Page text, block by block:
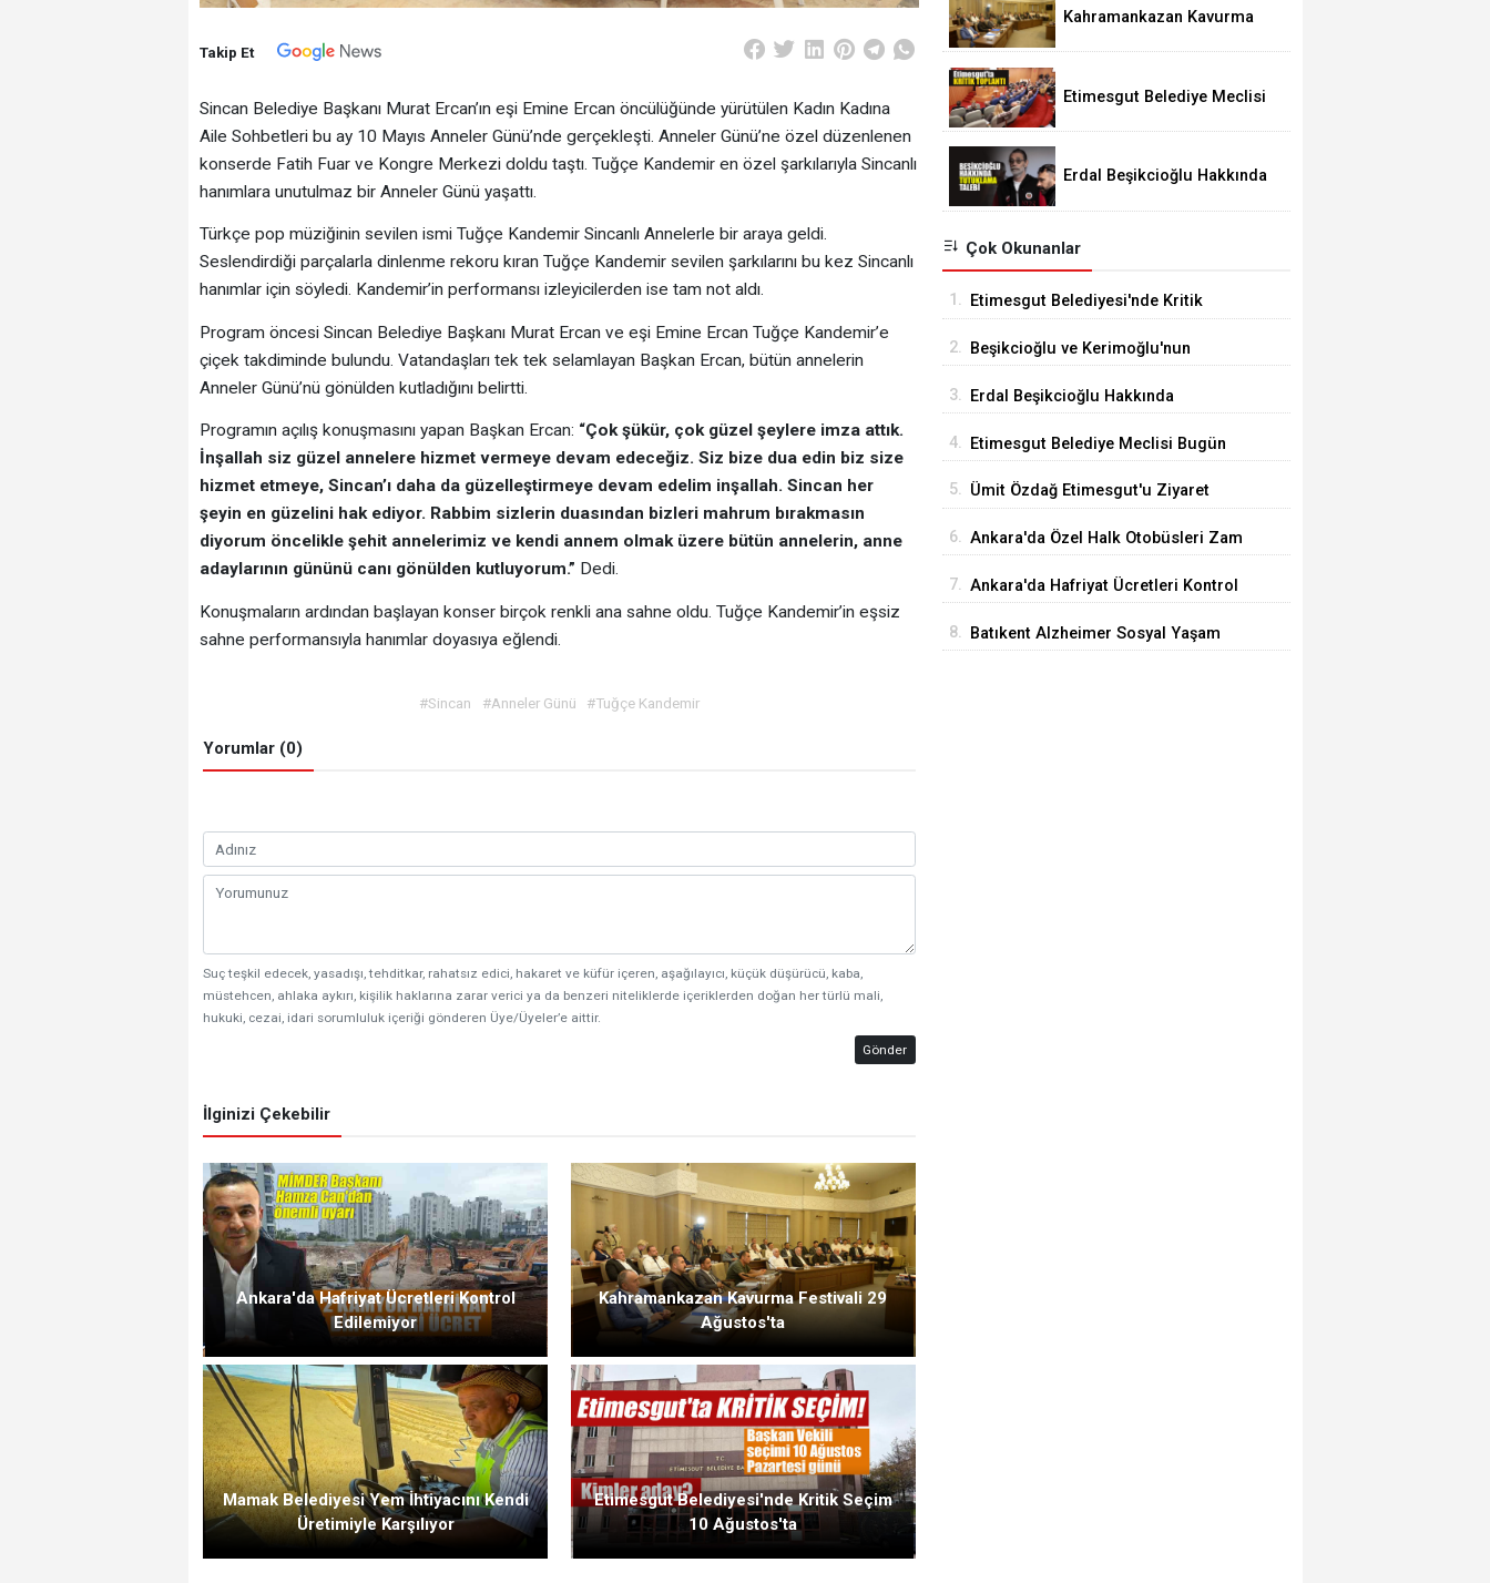
Takip Et
Sincan Belediye Başkanı Murat Ercan’ın eşi Emine Ercan öncülüğünde yürütülen Kadın Kadına
Aile Sohbetleri bu ay 10 Mayıs Anneler Günü’nde gerçekleşti. Anneler Günü’ne özel düzenlenen
konserde Fatih Fuar ve Kongre Merkezi doldu taştı. Tuğçe Kandemir en özel şarkılarıyla Sincanlı
hanımlara unutulmaz bir Anneler Günü yaşattı.
Türkçe pop müziğinin sevilen ismi Tuğçe Kandemir Sincanlı Annelerle bir araya geldi.
Seslendirdiği parçalarla dinlenme rekoru kıran Tuğçe Kandemir sevilen şarkılarını bu kez Sincanlı
hanımlar için söyledi. Kandemir’in performansı izleyicilerden ise tam not aldı.
Program öncesi Sincan Belediye Başkanı Murat Ercan ve eşi Emine Ercan Tuğçe Kandemir’e
çiçek takdiminde bulundu. Vatandaşları tek tek selamlayan Başkan Ercan, bütün annelerin
Anneler Günü’nü gönülden kutladığını belirtti.
Programın açılış konuşmasını yapan Başkan Ercan: “Çok şükür, çok güzel şeylere imza attık.
İnşallah siz güzel annelere hizmet vermeye devam edeceğiz. Siz bize dua edin biz size
hizmet etmeye, Sincan’ı daha da güzelleştirmeye devam edelim inşallah. Sincan her
şeyin en güzelini hak ediyor. Rabbim sizlerin duasından bizleri mahrum bırakmasın
diyorum öncelikle şehit annelerimiz ve kendi annem olmak üzere bütün annelerin, anne
adaylarının gününü canı gönülden kutluyorum.” Dedi.
Konuşmaların ardından başlayan konser birçok renkli ana sahne oldu. Tuğçe Kandemir’in eşsiz
sahne performansıyla hanımlar doyasıya eğlendi.
#Sincan #Anneler Günü #Tuğçe Kandemir
Yorumlar (0)
Suç teşkil edecek, yasadışı, tehditkar, rahatsız edici, hakaret ve küfür içeren, aşağılayıcı, küçük düşürücü, kaba,
müstehcen, ahlaka aykırı, kişilik haklarına zarar verici ya da benzeri niteliklerde içeriklerden doğan her türlü mali,
hukuki, cezai, idari sorumluluk içeriği gönderen Üye/Üyeler’e aittir.
Gönder
İlginizi Çekebilir
Ankara'da Hafriyat Ücretleri Kontrol
Edilemiyor
Kahramankazan Kavurma Festivali 29
Ağustos'ta
Mamak Belediyesi Yem İhtiyacını Kendi
Üretimiyle Karşılıyor
Etimesgut Belediyesi'nde Kritik Seçim
10 Ağustos'ta
Kahramankazan Kavurma
Etimesgut Belediye Meclisi
Erdal Beşikcioğlu Hakkında
Çok Okunanlar
1. Etimesgut Belediyesi'nde Kritik
2. Beşikcioğlu ve Kerimoğlu'nun
3. Erdal Beşikcioğlu Hakkında
4. Etimesgut Belediye Meclisi Bugün
5. Ümit Özdağ Etimesgut'u Ziyaret
6. Ankara'da Özel Halk Otobüsleri Zam
7. Ankara'da Hafriyat Ücretleri Kontrol
8. Batıkent Alzheimer Sosyal Yaşam